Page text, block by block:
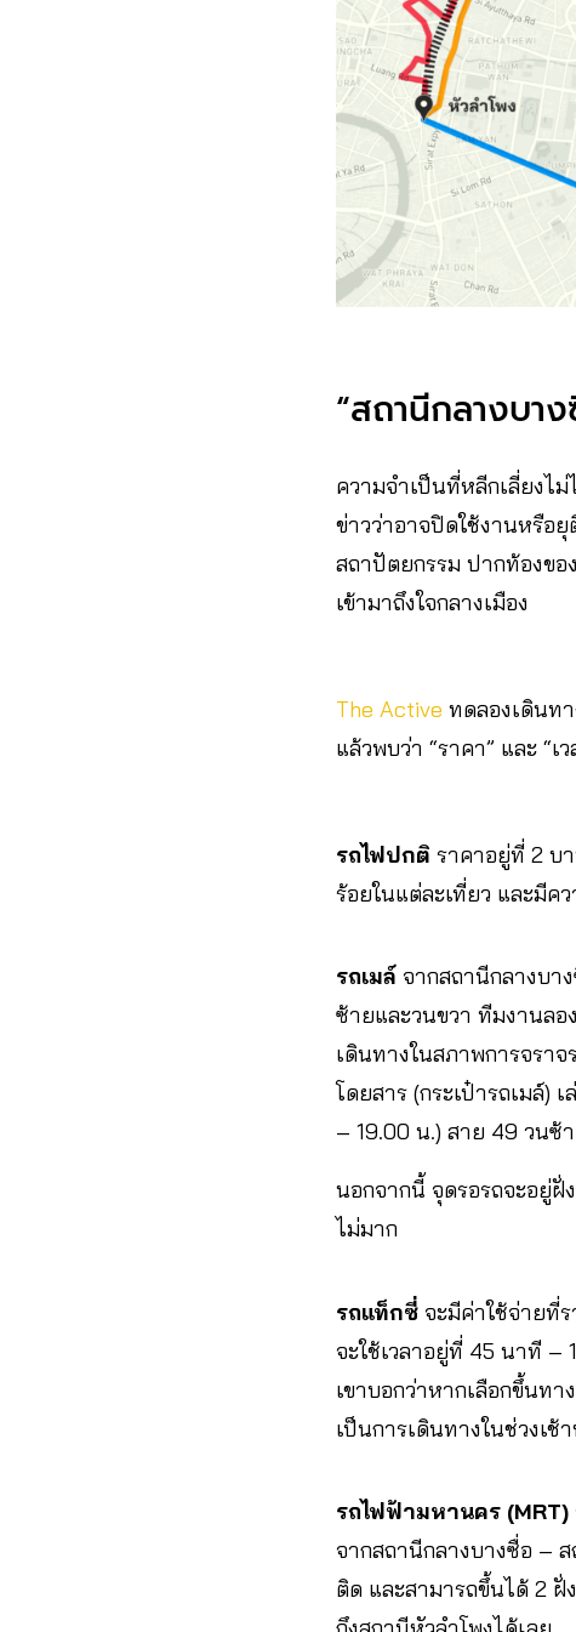
“สถานีกลางบา
ความจำเป็นที่หลีกเลี่ยงไ
ข่าวว่าอาจปิดใช้งานหรือ
สถาปัตยกรรม ปากท้องขอ
เข้ามาถึงใจกลางเมือง
The Active ทดลองเดินท
แล้วพบว่า “ราคา” และ “
รถไฟปกติ ราคาอยู่ที่ 2 บ
ร้อยในแต่ละเที่ยว และมีค
รถเมล์ จากสถานีกลางบา
ซ้ายและวนขวา ทีมงานลอ
เดินทางในสภาพการจรา
โดยสาร (กระเป๋ารถเมล์)
– 19.00 น.) สาย 49 วนซ้
นอกจากนี้ จุดรอรถจะอยู่ฝั่
ไม่มาก
รถแท็กซี่ จะมีค่าใช้จ่ายที่
จะใช้เวลาอยู่ที่ 45 นาที
เขาบอกว่าหากเลือกขึ้นท
เป็นการเดินทางในช่วงเช้
รถไฟฟ้ามหานคร (MRT)
จากสถานีกลางบางซื่อ –
ติด และสามารถขึ้นได้ 2 ฝั่